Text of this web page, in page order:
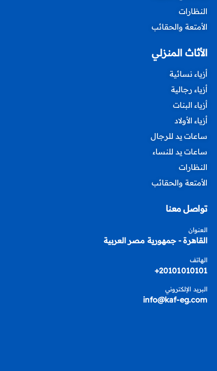
النظارات
الأمتعة والحقائب
الأثاث المنزلي
أزياء نسائية
أزياء رجالية
أزياء البنات
أزياء الأولاد
ساعات يد للرجال
ساعات يد للنساء
النظارات
الأمتعة والحقائب
تواصل معنا
العنوان
القاهرة - جمهورية مصر العربية
الهاتف
20101010101+
البريد الإلكتروني
info@kaf-eg.com